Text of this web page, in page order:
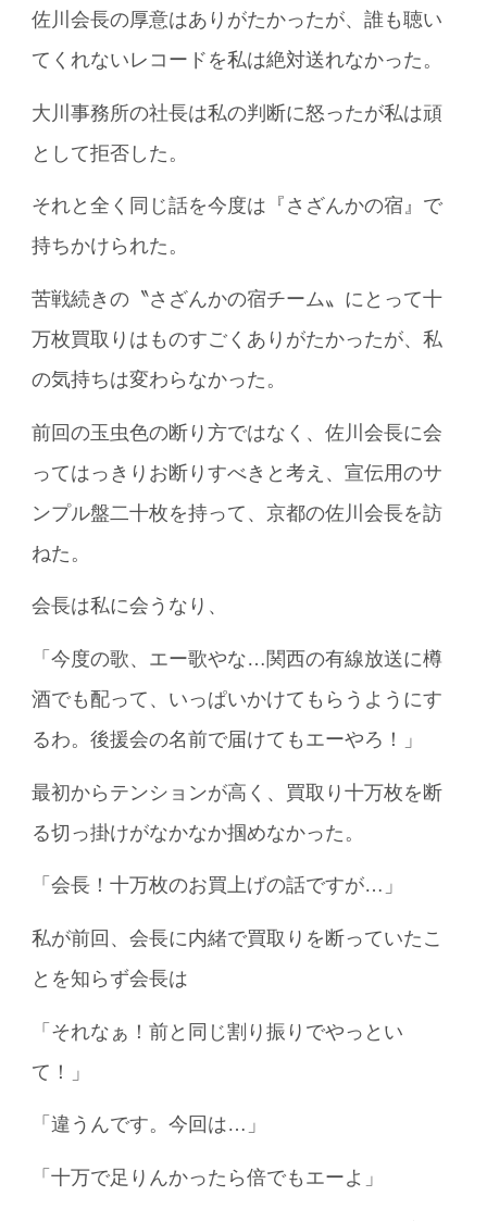
佐川会長の厚意はありがたかったが、誰も聴い
てくれないレコードを私は絶対送れなかった。
大川事務所の社長は私の判断に怒ったが私は頑
として拒否した。
それと全く同じ話を今度は『さざんかの宿』で
持ちかけられた。
苦戦続きの〝さざんかの宿チーム〟にとって十
万枚買取りはものすごくありがたかったが、私
の気持ちは変わらなかった。
前回の玉虫色の断り方ではなく、佐川会長に会
ってはっきりお断りすべきと考え、宣伝用のサ
ンプル盤二十枚を持って、京都の佐川会長を訪
ねた。
会長は私に会うなり、
「今度の歌、エー歌やな…関西の有線放送に樽
酒でも配って、いっぱいかけてもらうようにす
るわ。後援会の名前で届けてもエーやろ！」
最初からテンションが高く、買取り十万枚を断
る切っ掛けがなかなか掴めなかった。
「会長！十万枚のお買上げの話ですが…」
私が前回、会長に内緒で買取りを断っていたこ
とを知らず会長は
「それなぁ！前と同じ割り振りでやっとい
て！」
「違うんです。今回は…」
「十万で足りんかったら倍でもエーよ」